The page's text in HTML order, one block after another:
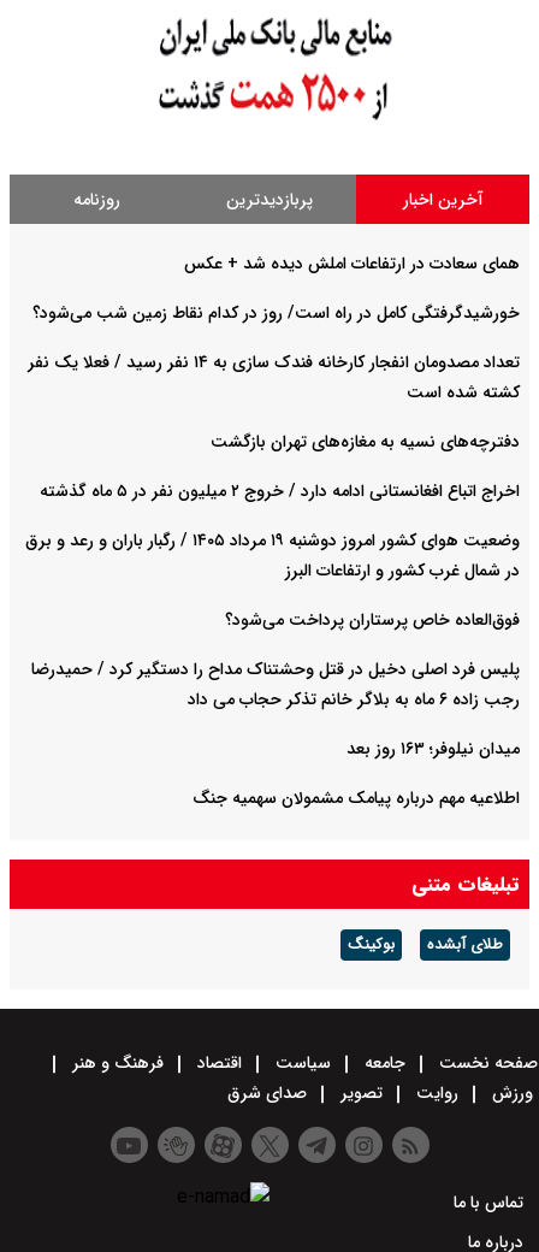
آخرین اخبار پربازدیدترین روزنامه
همای سعادت در ارتفاعات املش دیده شد + عکس
خورشیدگرفتگی کامل در راه است/ روز در کدام نقاط زمین شب می‌شود؟
تعداد مصدومان انفجار کارخانه فندک سازی به ۱۴ نفر رسید / فعلا یک نفر
کشته شده است
دفترچه‌های نسیه به مغازه‌های تهران بازگشت
اخراج اتباع افغانستانی ادامه دارد / خروج ۲ میلیون نفر در ۵ ماه گذشته
وضعیت هوای کشور امروز دوشنبه ۱۹ مرداد ۱۴۰۵ / رگبار باران و رعد و برق
در شمال غرب کشور و ارتفاعات البرز
فوق‌العاده خاص پرستاران پرداخت می‌شود‌؟
پلیس فرد اصلی دخیل در قتل وحشتناک مداح را دستگیر کرد / حمیدرضا
رجب زاده ۶ ماه به بلاگر خانم تذکر حجاب می داد
میدان نیلوفر؛ ۱۶۳ روز بعد
اطلاعیه مهم درباره پیامک مشمولان سهمیه جنگ
تبلیغات متنی
طلای آبشده بوکینگ
صفحه نخست جامعه سیاست اقتصاد
فرهنگ و هنر
ورزش
روایت تصویر صدای شرق
تماس با ما
درباره ما